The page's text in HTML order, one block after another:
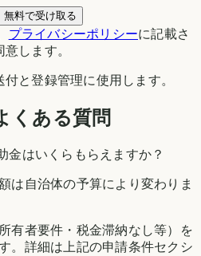
無料で受け取る
プライバシーポリシーに記載さ
します。
と登録管理に使用します。
くある質問
金はいくらもらえますか？
は自治体の予算により変わりま
有者要件・税金滞納なし等）を
。詳細は上記の申請条件セクシ